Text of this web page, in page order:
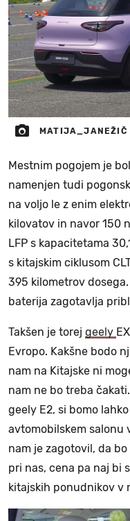
MATIJA_JANEŽIČ
Mestnim pogojem je
namenjen tudi
na voljo le z enim
kilovatov in navor 150
LFP s kapacitetama
s kitajskim ciklusom
395 kilometrov
baterija zagotavlja
Takšen je torej geely
Evropo. Kakšne bodo
nam na Kitajske ni
nam ne bo treba
geely E2, si bomo
avtomobilskem salonu
nam je zagotovil, da
pri nas, cena pa naj bi
kitajskih ponudnikov v